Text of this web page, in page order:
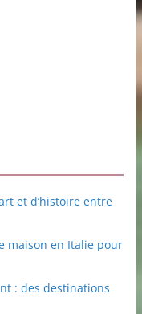
et d’histoire entre
maison en Italie pour
: des destinations